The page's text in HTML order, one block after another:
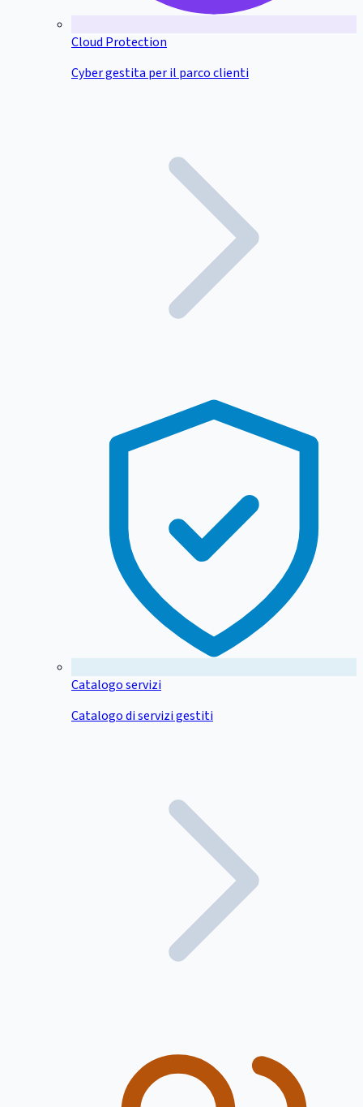
Cloud Protection
Cyber gestita per il parco clienti
Catalogo servizi
Catalogo di servizi gestiti